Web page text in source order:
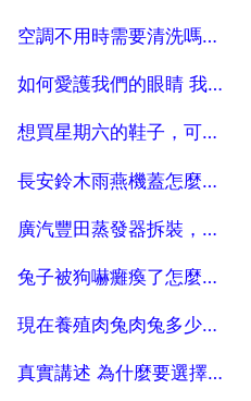
2025-07-25 空調不用時需要清洗嗎？空調很久不用再用需要清洗嗎
2025-07-25 如何愛護我們的眼睛 我們怎樣保護我們的眼睛？
2025-07-25 想買星期六的鞋子，可以嗎？
2025-07-25 長安鈴木雨燕機蓋怎麼開啟
2025-07-25 廣汽豐田蒸發器拆裝，廣汽豐田凱美瑞空調蒸發器更換手工費
2025-07-25 兔子被狗嚇癱瘓了怎麼辦，急！急！急！兔子受到驚嚇癱瘓了怎麼辦？？？
2025-07-25 現在養殖肉兔肉兔多少錢乙隻肉兔養
2025-07-25 真實講述 為什麼要選擇中東版的普拉多2700